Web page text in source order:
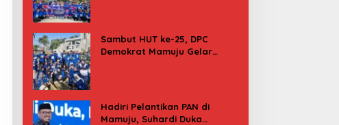
Sambut HUT ke-25, DPC
Demokrat Mamuju Gelar
Hadiri Pelantikan PAN di
Mamuju, Suhardi Duka